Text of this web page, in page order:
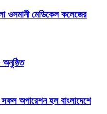
ওসমানী মেডিকেল কলেজের
অনুষ্ঠিত
সফল অপারেশন হল বাংলাদেশে